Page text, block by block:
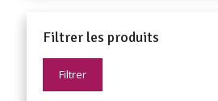
Filtrer les produits
Filtrer